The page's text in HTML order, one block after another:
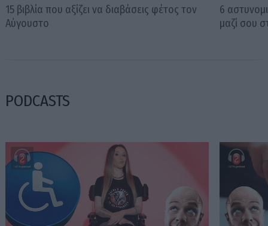
15 βιβλία που αξίζει να διαβάσεις φέτος τον
Αύγουστο
6
μαζί σου
PODCASTS